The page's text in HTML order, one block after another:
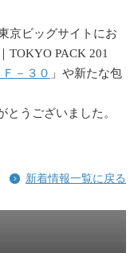
京ビッグサイトにお
TOKYO PACK 201
－３０ 」や新たな包
うございました。
新着情報一覧に戻る